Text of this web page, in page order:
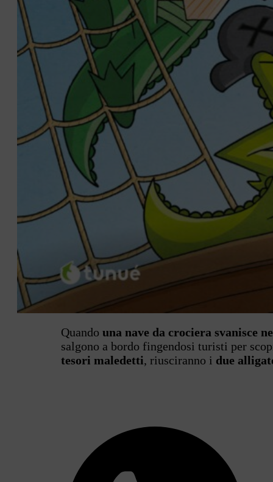
Quando una nave da crociera svanisce
salgono a bordo fingendosi turisti per
tesori maledetti, riusciranno i due